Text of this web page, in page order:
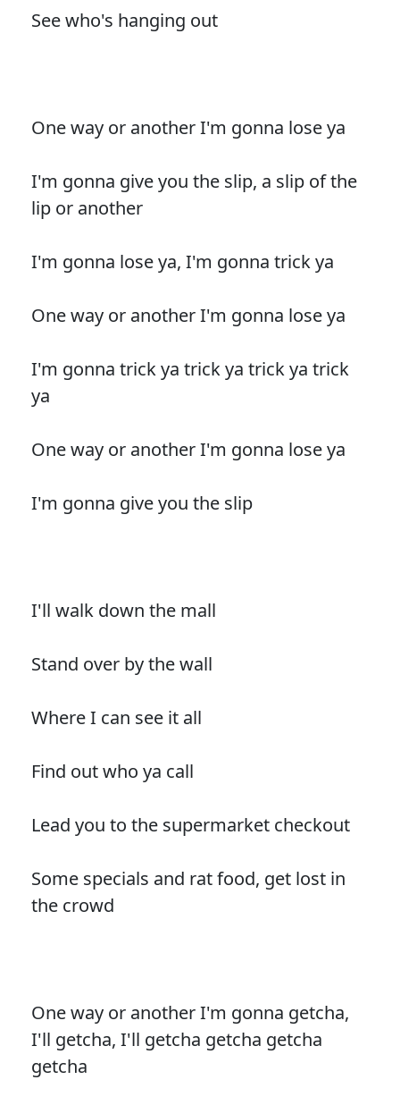
See who's hanging out
One way or another I'm gonna lose ya
I'm gonna give you the slip, a slip of the
lip or another
I'm gonna lose ya, I'm gonna trick ya
One way or another I'm gonna lose ya
I'm gonna trick ya trick ya trick ya trick
ya
One way or another I'm gonna lose ya
I'm gonna give you the slip
I'll walk down the mall
Stand over by the wall
Where I can see it all
Find out who ya call
Lead you to the supermarket checkout
Some specials and rat food, get lost in
the crowd
One way or another I'm gonna getcha,
I'll getcha, I'll getcha getcha getcha
getcha